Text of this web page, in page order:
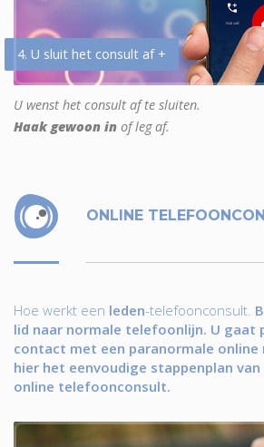
4. U sluit het consult af +
U wenst het consult af te sluiten.
Haak gewoon in of leg af.
ONLINE
Hoe werkt een leden-telefoonconsult.
lid naar normale telefoonlijn. U gaat
contact met een paranormale online
hier het eenvoudige stappenplan
online telefoonconsult.